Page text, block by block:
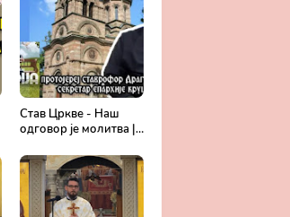
Став Цркве - Наш
одговор је молитва |
крушевачке, отац
Драги Вешковац